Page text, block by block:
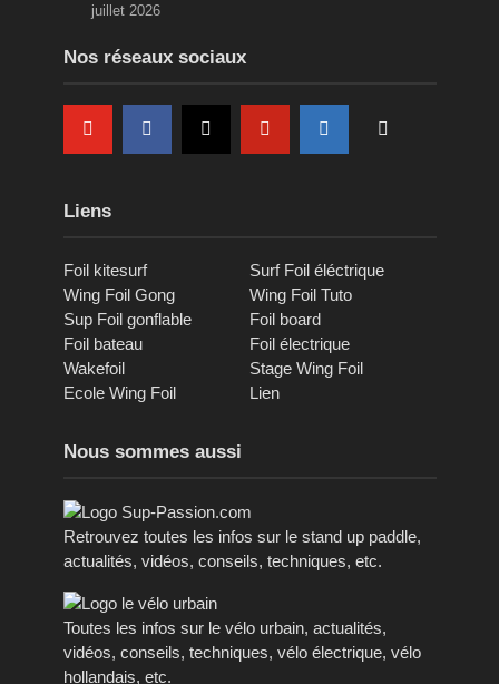
juillet 2026
Nos réseaux sociaux
Liens
Foil kitesurf
Surf Foil éléctrique
Wing Foil Gong
Wing Foil Tuto
Sup Foil gonflable
Foil board
Foil bateau
Foil électrique
Wakefoil
Stage Wing Foil
Ecole Wing Foil
Lien
Nous sommes aussi
Retrouvez toutes les infos sur le stand up paddle,
actualités, vidéos, conseils, techniques, etc.
Toutes les infos sur le vélo urbain, actualités,
vidéos, conseils, techniques, vélo électrique, vélo
hollandais, etc.